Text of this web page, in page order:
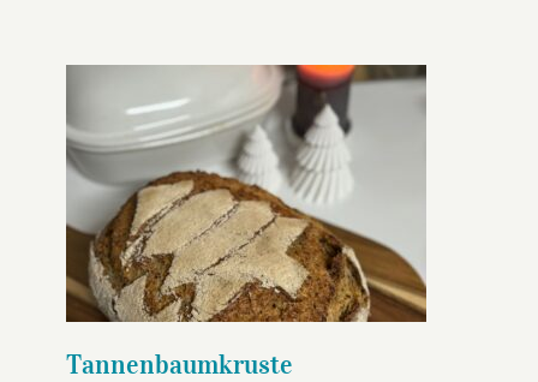
Tannenbaumkruste
Tannenbaumkruste